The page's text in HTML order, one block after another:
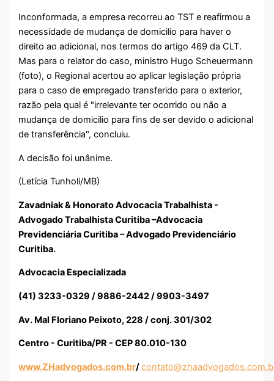
Inconformada, a empresa recorreu ao TST e reafirmou a
necessidade de mudança de domicilio para haver o
direito ao adicional, nos termos do artigo 469 da CLT.
Mas para o relator do caso, ministro Hugo Scheuermann
(foto), o Regional acertou ao aplicar legislação própria
para o caso de empregado transferido para o exterior,
razão pela qual é "irrelevante ter ocorrido ou não a
mudança de domicilio para fins de ser devido o adicional
de transferência", concluiu.
A decisão foi unânime.
(Letícia Tunholi/MB)
Zavadniak & Honorato Advocacia Trabalhista -
Advogado Trabalhista Curitiba –Advocacia
Previdenciária Curitiba – Advogado Previdenciário
Curitiba.
Advocacia Especializada
(41) 3233-0329 / 9886-2442 / 9903-3497
Av. Mal Floriano Peixoto, 228 / conj. 301/302
Centro - Curitiba/PR - CEP 80.010-130
www.ZHadvogados.com.br/